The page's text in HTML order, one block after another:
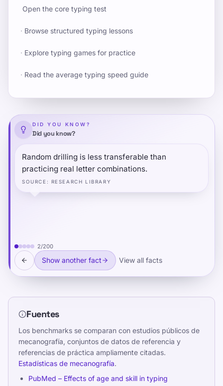
Open the core typing test
· Browse structured typing lessons
· Explore typing games for practice
· Read the average typing speed guide
DID YOU KNOW?
Did you know?
Random drilling is less transferable than
practicing real letter combinations.
SOURCE : RESEARCH LIBRARY
2/200
Show another fact View all facts
Fuentes
Los benchmarks se comparan con estudios públicos de
mecanografía, conjuntos de datos de referencia y
referencias de práctica ampliamente citadas.
Estadísticas de mecanografía.
PubMed – Effects of age and skill in typing